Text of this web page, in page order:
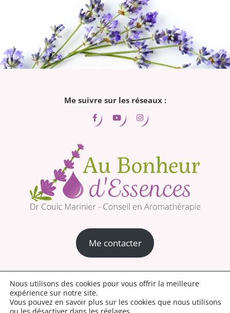
Me suivre sur les réseaux :
Me contacter
Mentions légales
Conditions générales de vente
Politique de confidentialité
Nous utilisons des cookies pour vous offrir la meilleure
expérience sur notre site.
Vous pouvez en savoir plus sur les cookies que nous utilisons